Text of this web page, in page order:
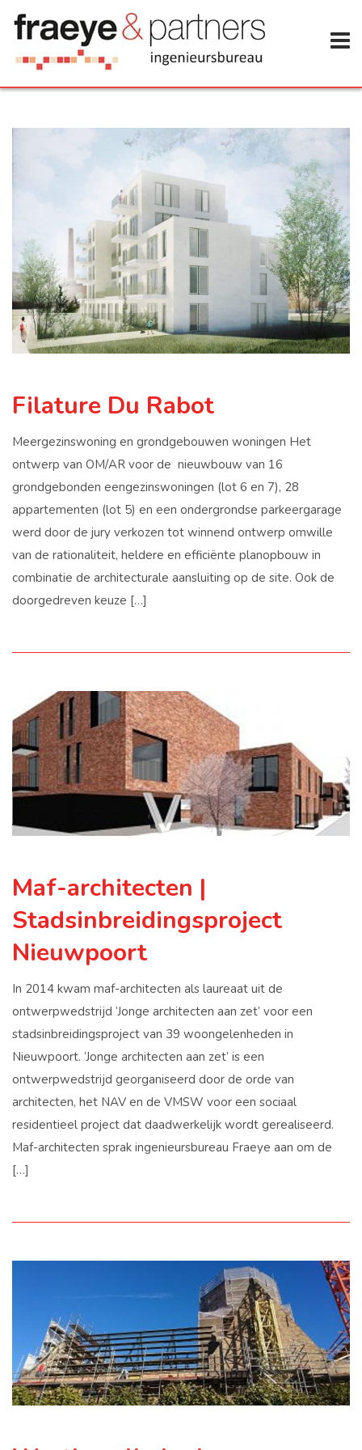
Filature Du Rabot
Meergezinswoning en grondgebouwen woningen Het
ontwerp van OM/AR voor de nieuwbouw van 16
grondgebonden eengezinswoningen (lot 6 en 7), 28
appartementen (lot 5) en een ondergrondse parkeergarage
werd door de jury verkozen tot winnend ontwerp omwille
van de rationaliteit, heldere en efficiënte planopbouw in
combinatie de architecturale aansluiting op de site. Ook de
doorgedreven keuze […]
Maf-architecten |
Stadsinbreidingsproject
Nieuwpoort
In 2014 kwam maf-architecten als laureaat uit de
ontwerpwedstrijd ‘Jonge architecten aan zet’ voor een
stadsinbreidingsproject van 39 woongelenheden in
Nieuwpoort. ‘Jonge architecten aan zet’ is een
ontwerpwedstrijd georganiseerd door de orde van
architecten, het NAV en de VMSW voor een sociaal
residentieel project dat daadwerkelijk wordt gerealiseerd.
Maf-architecten sprak ingenieursbureau Fraeye aan om de
[…]